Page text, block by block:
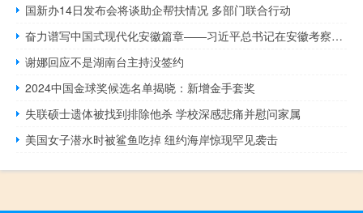
国新办14日发布会将谈助企帮扶情况 多部门联合行动
奋力谱写中国式现代化安徽篇章——习近平总书记在安徽考察时的重要讲话引发广大干部群众热烈反响
谢娜回应不是湖南台主持没签约
2024中国金球奖候选名单揭晓：新增金手套奖
失联硕士遗体被找到排除他杀 学校深感悲痛并慰问家属
美国女子潜水时被鲨鱼吃掉 纽约海岸惊现罕见袭击